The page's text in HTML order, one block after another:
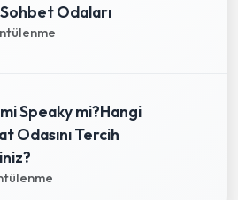
Odaları
Speaky mi?Hangi
Odasını Tercih